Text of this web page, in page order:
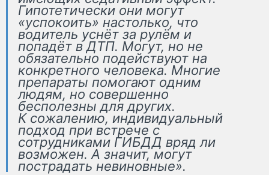
Гипотетически они могут
«успокоить» настолько, что
водитель уснёт за рулём и
попадёт в ДТП. Могут, но не
обязательно подействуют на
конкретного человека. Многие
препараты помогают одним
людям, но совершенно
бесполезны для других.
К сожалению, индивидуальный
подход при встрече с
сотрудниками ГИБДД вряд ли
возможен. А значит, могут
пострадать невиновные».